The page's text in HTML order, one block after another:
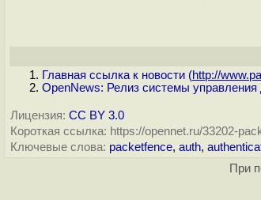
Главная ссылка к новости (http://
OpenNews: Релиз системы
Лицензия: CC BY 3.0
Короткая ссылка: https://opennet.ru/33202-
Ключевые слова: packetfence, auth,
При